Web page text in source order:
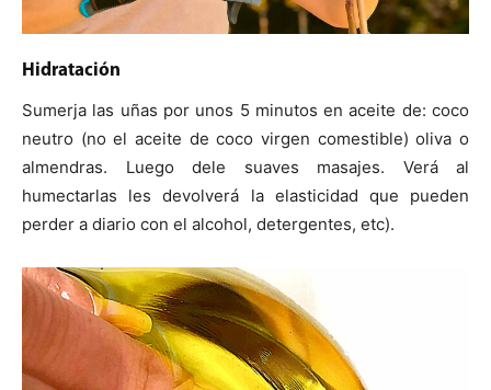
Hidratación
Sumerja las uñas por unos 5 minutos en aceite de: coco
neutro (no el aceite de coco virgen comestible) oliva o
almendras. Luego dele suaves masajes. Verá al
humectarlas les devolverá la elasticidad que pueden
perder a diario con el alcohol, detergentes, etc).